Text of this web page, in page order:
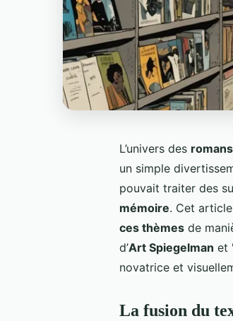
L’univers des
un simple
pouvait traiter des
mémoire. Cet
ces thèmes de
d’Art Spiegelman et
novatrice et
La fusion du